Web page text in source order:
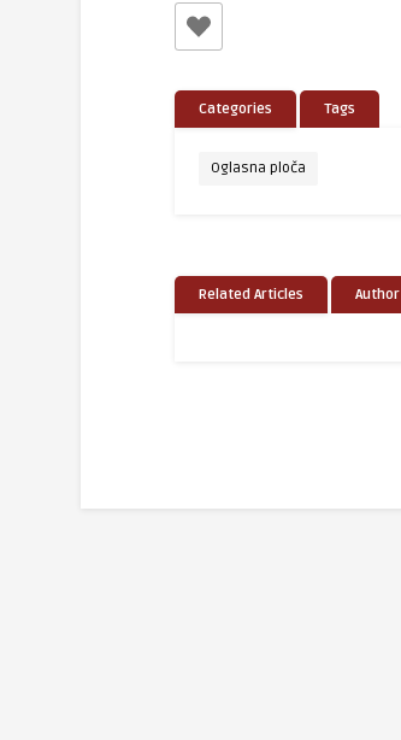
Categories Tags
Oglasna ploča
Related Articles Author